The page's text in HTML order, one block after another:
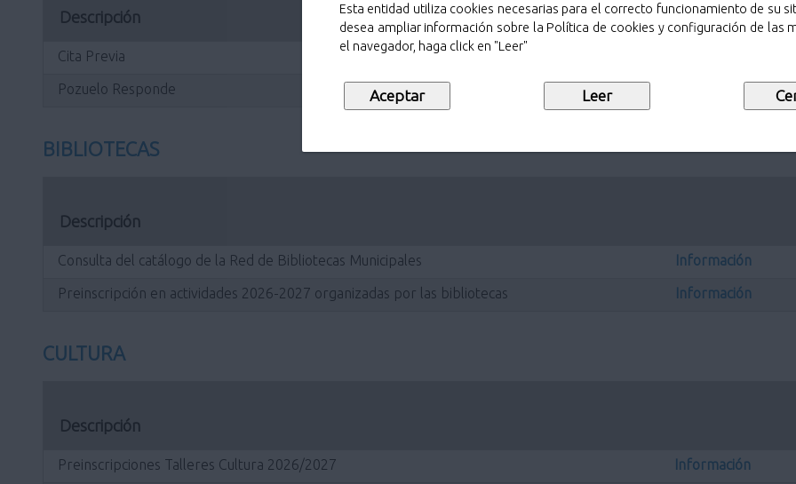
Esta entidad utiliza cookies necesarias para el correcto funcionamiento de su
desea ampliar información sobre la Política de cookies y configuración de las
el navegador, haga click en "Leer"
Descripción
Cita Previa
Pozuelo Responde Información
BIBLIOTECAS
Descripción
Consulta del catálogo de la Red de Bibliotecas Municipales Información
Preinscripción en actividades 2026-2027 organizadas por las bibliotecas Información
CULTURA
Descripción
Preinscripciones Talleres Cultura 2026/2027 Información